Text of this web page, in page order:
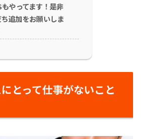
やってます！是非
追加をお願いしま
とって仕事がないこと